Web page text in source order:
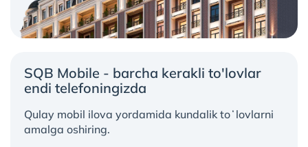
SQB Mobile - barcha kerakli to'lovlar
endi telefoningizda
Qulay mobil ilova yordamida kundalik toʻlovlarni
amalga oshiring.